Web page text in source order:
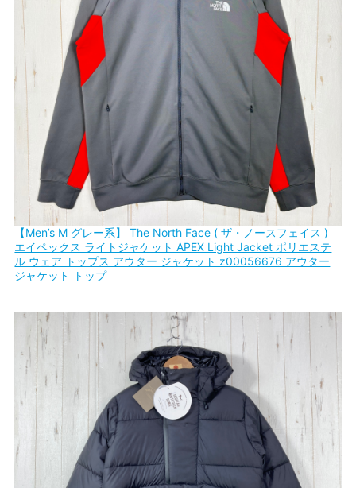
【Men’s M グレー系】 The North Face ( ザ・ノースフェイス )
エイペックス ライトジャケット APEX Light Jacket ポリエステ
ル ウェア トップス アウター ジャケット z00056676 アウター
ジャケット トップ